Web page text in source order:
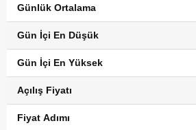
Günlük Ortalama
Gün İçi En Düşük
Gün İçi En Yüksek
Açılış Fiyatı
Fiyat Adımı